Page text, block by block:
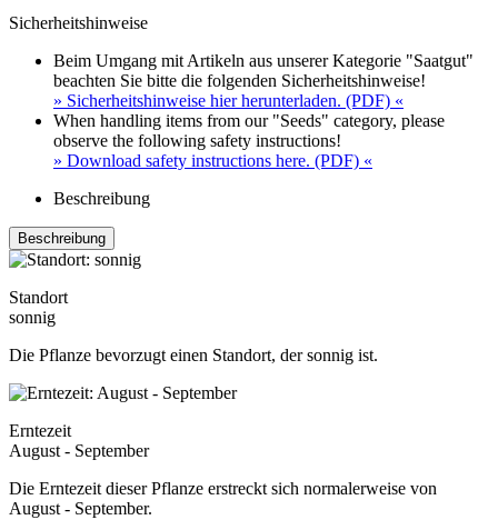
Sicherheitshinweise
Beim Umgang mit Artikeln aus unserer Kategorie "Saatgut"
beachten Sie bitte die folgenden Sicherheitshinweise!
» Sicherheitshinweise hier herunterladen. (PDF) «
When handling items from our "Seeds" category, please
observe the following safety instructions!
» Download safety instructions here. (PDF) «
Beschreibung
Beschreibung
Standort
sonnig
Die Pflanze bevorzugt einen Standort, der sonnig ist.
Erntezeit
August - September
Die Erntezeit dieser Pflanze erstreckt sich normalerweise von
August - September.